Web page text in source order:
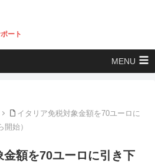
ート
MENU
イタリア免税対象金額を70ユーロに
始）
金額を70ユーロに引き下